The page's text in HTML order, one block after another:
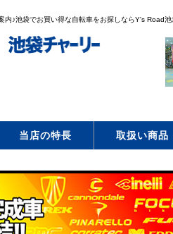
内♪池袋でお買い得な自転車をお探しならY's Road
当店の特長 取扱い商品